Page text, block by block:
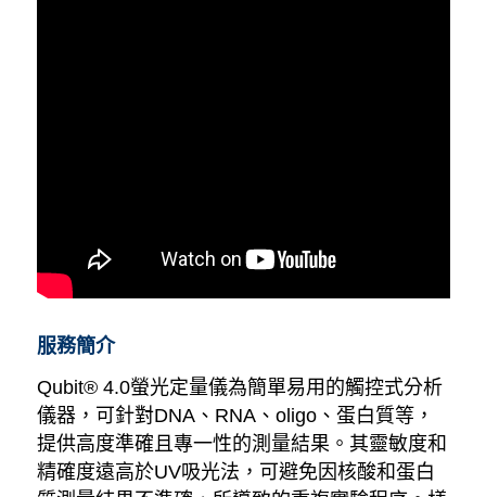
服務簡介
Qubit® 4.0螢光定量儀為簡單易用的觸控式分析
儀器，可針對DNA、RNA、oligo、蛋白質等，
提供高度準確且專一性的測量結果。其靈敏度和
精確度遠高於UV吸光法，可避免因核酸和蛋白